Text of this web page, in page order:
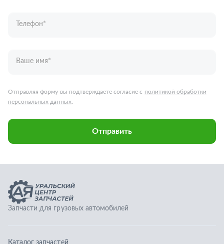
Запчасти для грузовых автомобилей
Каталог запчастей
Спецпредложения
О компании
Контакты